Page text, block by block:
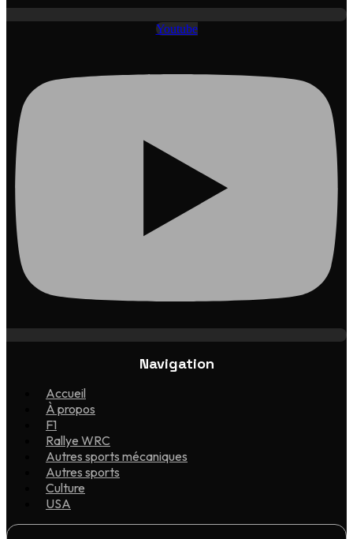
Youtube
Navigation
Accueil
À propos
F1
Rallye WRC
Autres sports mécaniques
Autres sports
Culture
USA